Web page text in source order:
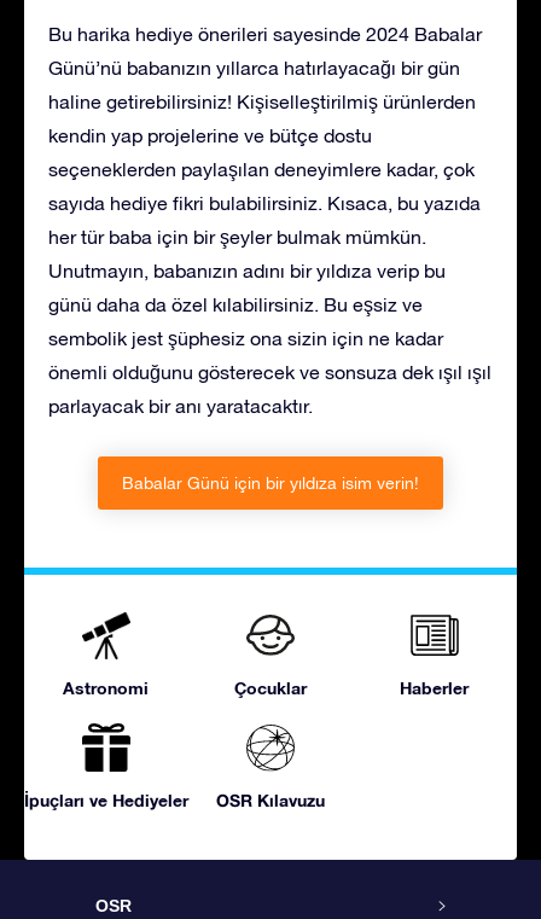
Bu harika hediye önerileri sayesinde 2024 Babalar
Günü’nü babanızın yıllarca hatırlayacağı bir gün
haline getirebilirsiniz! Kişiselleştirilmiş ürünlerden
kendin yap projelerine ve bütçe dostu
seçeneklerden paylaşılan deneyimlere kadar, çok
sayıda hediye fikri bulabilirsiniz. Kısaca, bu yazıda
her tür baba için bir şeyler bulmak mümkün.
Unutmayın, babanızın adını bir yıldıza verip bu
günü daha da özel kılabilirsiniz. Bu eşsiz ve
sembolik jest şüphesiz ona sizin için ne kadar
önemli olduğunu gösterecek ve sonsuza dek ışıl ışıl
parlayacak bir anı yaratacaktır.
Babalar Günü için bir yıldıza isim verin!
Astronomi Çocuklar Haberler
İpuçları ve Hediyeler OSR Kılavuzu
OSR